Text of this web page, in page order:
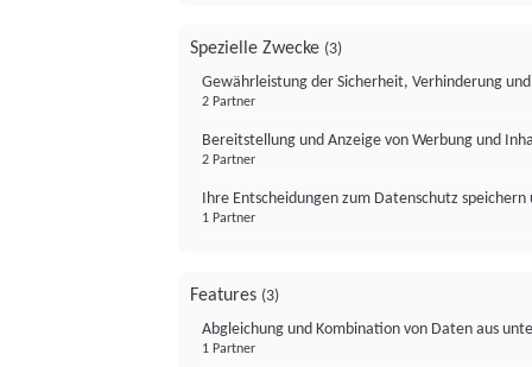
Spezielle Zwecke (3)
Gewährleistung der Sicherheit, Verhinderung
2 Partner
Bereitstellung und Anzeige von Werbung und
2 Partner
Ihre Entscheidungen zum Datenschutz
1 Partner
Features (3)
Abgleichung und Kombination von Daten aus
1 Partner